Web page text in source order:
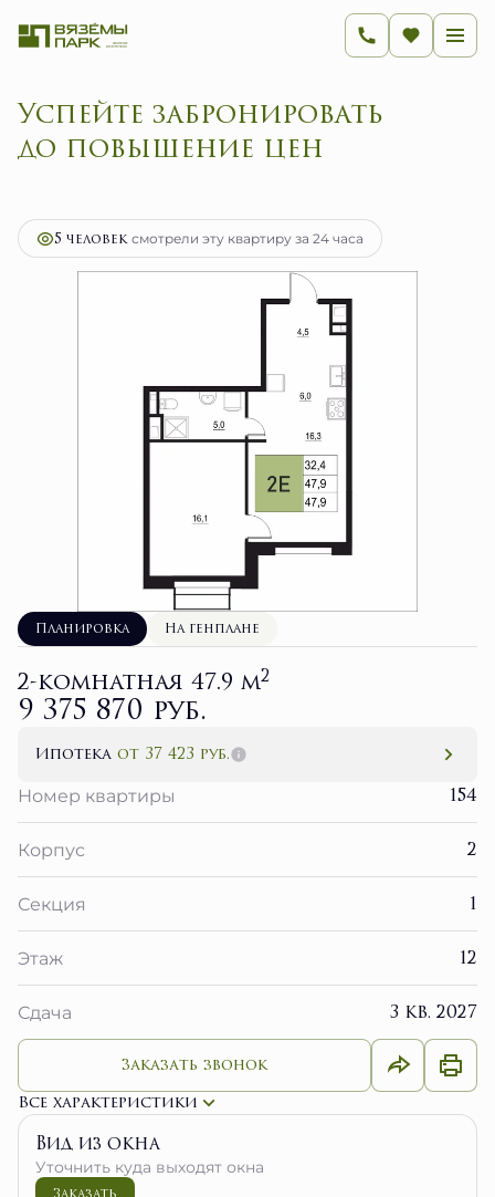
Успейте забронировать
до повышение цен
2-комнатная47.9 м2
5 человексмотрели эту квартиру за 24 часа
Планировка На генплане
2-комнатная 47.9 м2
9 375 870 руб.
Ипотека от 37 423 руб.
Номер квартиры
154
Корпус 2
Секция 1
Этаж 12
Сдача 3 кв. 2027
Заказать звонок
Все характеристики
Вид из окна
Уточнить куда выходят окна